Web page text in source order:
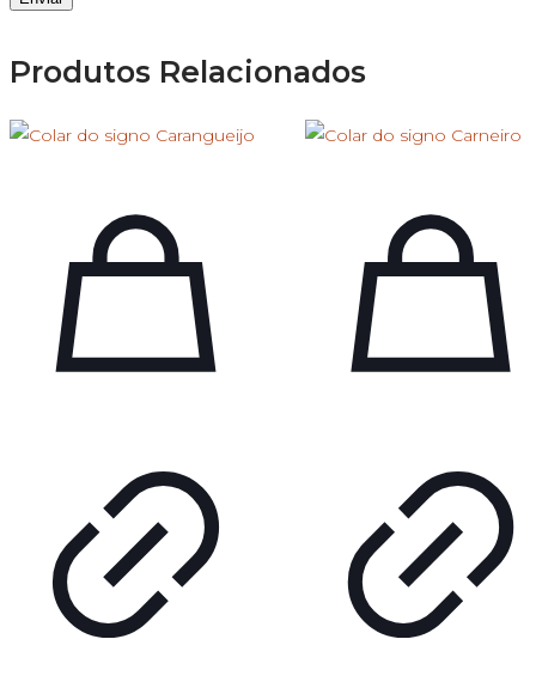
Produtos Relacionados